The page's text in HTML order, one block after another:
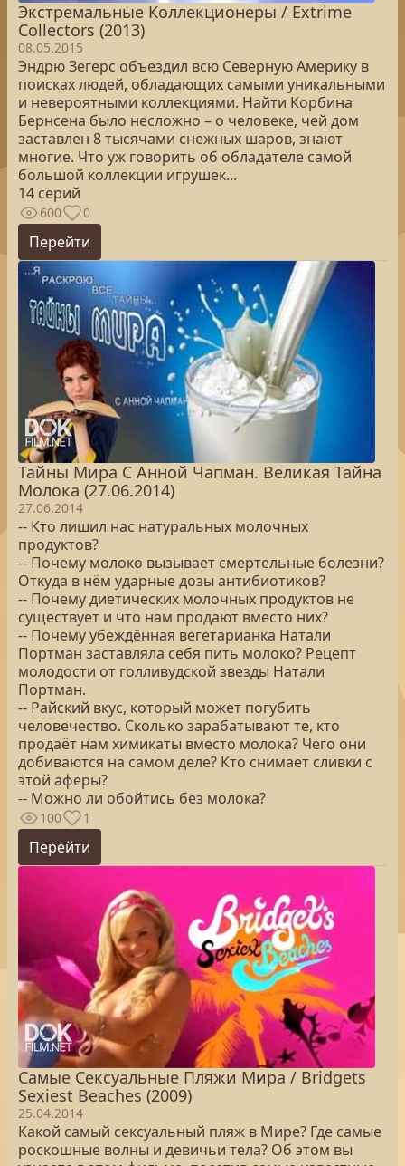
Экстремальные Коллекционеры / Extrime
Collectors (2013)
08.05.2015
Эндрю Зегерс объездил всю Северную Америку в
поисках людей, обладающих самыми уникальными
и невероятными коллекциями. Найти Корбина
Бернсена было несложно – о человеке, чей дом
заставлен 8 тысячами снежных шаров, знают
многие. Что уж говорить об обладателе самой
большой коллекции игрушек...
14 серий
600 0
Перейти
Тайны Мира С Анной Чапман. Великая Тайна
Молока (27.06.2014)
27.06.2014
-- Кто лишил нас натуральных молочных
продуктов?
-- Почему молоко вызывает смертельные болезни?
Откуда в нём ударные дозы антибиотиков?
-- Почему диетических молочных продуктов не
существует и что нам продают вместо них?
-- Почему убеждённая вегетарианка Натали
Портман заставляла себя пить молоко? Рецепт
молодости от голливудской звезды Натали
Портман.
-- Райский вкус, который может погубить
человечество. Сколько зарабатывают те, кто
продаёт нам химикаты вместо молока? Чего они
добиваются на самом деле? Кто снимает сливки с
этой аферы?
-- Можно ли обойтись без молока?
100 1
Перейти
Самые Сексуальные Пляжи Мира / Bridgets
Sexiest Beaches (2009)
25.04.2014
Какой самый сексуальный пляж в Мире? Где самые
роскошные волны и девичьи тела? Об этом вы